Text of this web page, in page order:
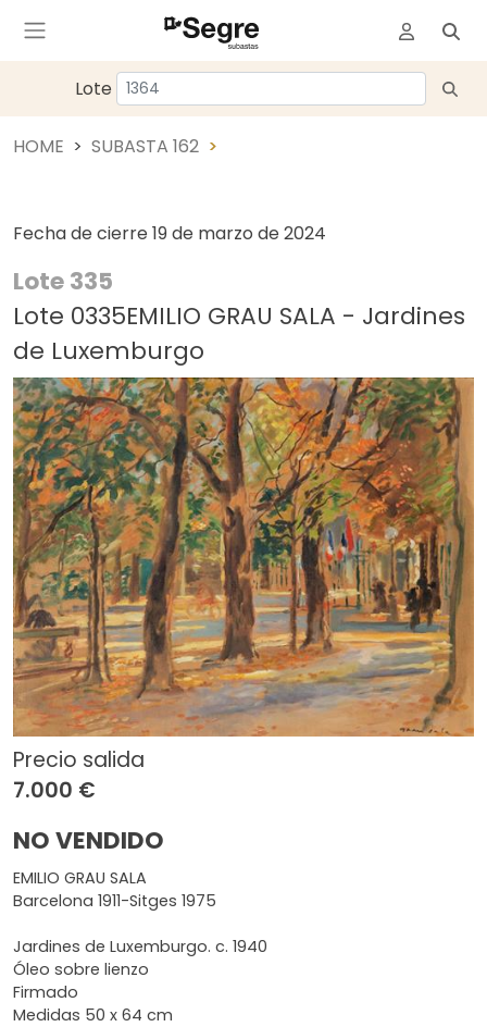
Lote
HOME SUBASTA 162
Fecha de cierre 19 de marzo de 2024
Lote 335
Lote 0335EMILIO GRAU SALA - Jardines
de Luxemburgo
Precio salida
7.000 €
NO VENDIDO
EMILIO GRAU SALA
Barcelona 1911-Sitges 1975
Jardines de Luxemburgo. c. 1940
Óleo sobre lienzo
Firmado
Medidas 50 x 64 cm